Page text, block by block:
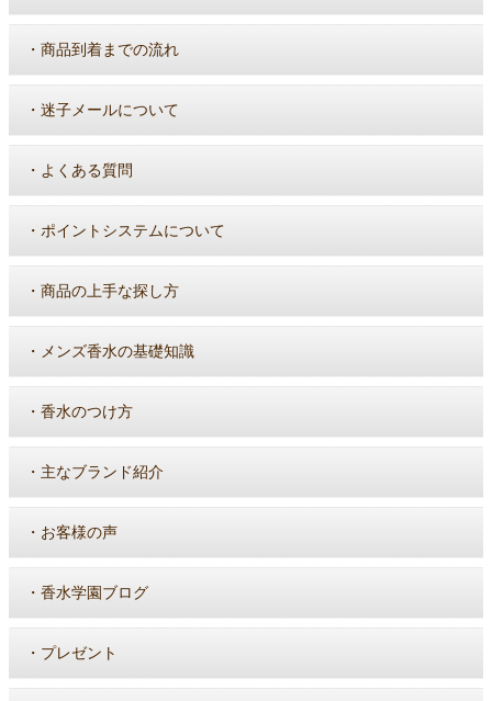
・ 商品到着までの流れ
・ 迷子メールについて
・ よくある質問
・ ポイントシステムについて
・ 商品の上手な探し方
・ メンズ香水の基礎知識
・ 香水のつけ方
・ 主なブランド紹介
・ お客様の声
・ 香水学園ブログ
・ プレゼント